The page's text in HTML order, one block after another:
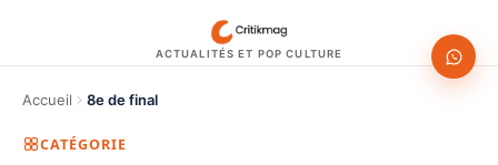
ACTUALITÉS ET POP CULTURE
Accueil 8e de final
CATÉGORIE